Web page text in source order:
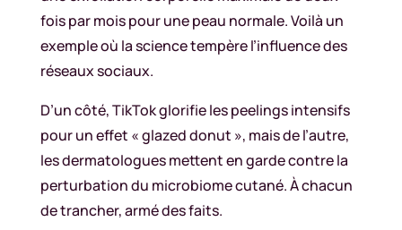
fois par mois pour une peau normale. Voilà un
exemple où la science tempère l’influence des
réseaux sociaux.
D’un côté, TikTok glorifie les peelings intensifs
pour un effet « glazed donut », mais de l’autre,
les dermatologues mettent en garde contre la
perturbation du microbiome cutané. À chacun
de trancher, armé des faits.